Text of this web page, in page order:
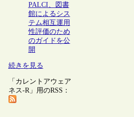
PALCI、図書
館によるシス
テム相互運用
性評価のため
のガイドを公
開
続きを見る
「カレントアウェア
ネス-R」用のRSS：